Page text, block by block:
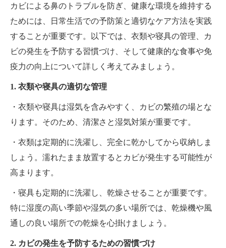
カビによる鼻のトラブルを防ぎ、健康な環境を維持する
ためには、日常生活での予防策と適切なケア方法を実践
することが重要です。以下では、衣類や寝具の管理、カ
ビの発生を予防する習慣づけ、そして健康的な食事や免
疫力の向上について詳しく考えてみましょう。
1. 衣類や寝具の適切な管理
・衣類や寝具は湿気を含みやすく、カビの繁殖の場とな
ります。そのため、清潔さと湿気対策が重要です。
・衣類は定期的に洗濯し、完全に乾かしてから収納しま
しょう。濡れたまま放置するとカビが発生する可能性が
高まります。
・寝具も定期的に洗濯し、乾燥させることが重要です。
特に湿度の高い季節や湿気の多い場所では、乾燥機や風
通しの良い場所での乾燥を心掛けましょう。
2. カビの発生を予防するための習慣づけ